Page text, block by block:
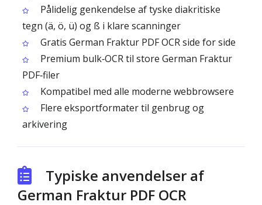
Pålidelig genkendelse af tyske diakritiske
tegn (ä, ö, ü) og ß i klare scanninger
Gratis German Fraktur PDF OCR side for side
Premium bulk‑OCR til store German Fraktur
PDF‑filer
Kompatibel med alle moderne webbrowsere
Flere eksportformater til genbrug og
arkivering
Typiske anvendelser af
German Fraktur PDF OCR